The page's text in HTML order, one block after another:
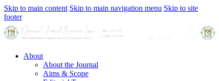
Skip to main content Skip to main navigation menu Skip to site
footer
About
About the Journal
Aims & Scope